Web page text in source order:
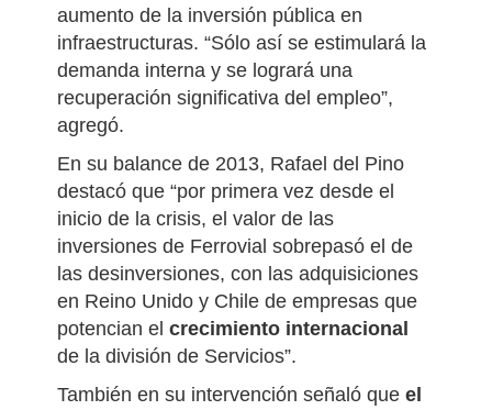
aumento de la inversión pública en
infraestructuras. “Sólo así se estimulará la
demanda interna y se logrará una
recuperación significativa del empleo”,
agregó.
En su balance de 2013, Rafael del Pino
destacó que “por primera vez desde el
inicio de la crisis, el valor de las
inversiones de Ferrovial sobrepasó el de
las desinversiones, con las adquisiciones
en Reino Unido y Chile de empresas que
potencian elcrecimiento internacional
de la división de Servicios”.
También en su intervención señaló que el